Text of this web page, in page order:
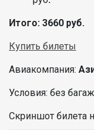
Итого: 3660 руб.
Купить билеты
Авиакомпания:
Условия: без
Скриншот билета